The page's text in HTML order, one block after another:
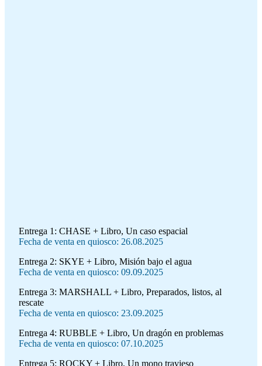
Entrega 1: CHASE + Libro, Un caso espacial
Fecha de venta en quiosco: 26.08.2025
Entrega 2: SKYE + Libro, Misión bajo el agua
Fecha de venta en quiosco: 09.09.2025
Entrega 3: MARSHALL + Libro, Preparados, listos, al
rescate
Fecha de venta en quiosco: 23.09.2025
Entrega 4: RUBBLE + Libro, Un dragón en problemas
Fecha de venta en quiosco: 07.10.2025
Entrega 5: ROCKY + Libro, Un mono travieso